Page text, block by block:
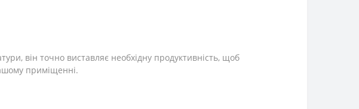
він точно виставляє необхідну продуктивність, щоб
приміщенні.